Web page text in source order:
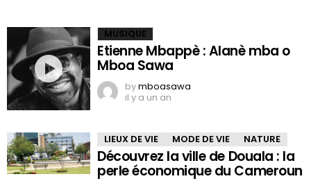
MUSIQUE
Etienne Mbappè : Alanè mba o
Mboa Sawa
bymboasawa
il y a un an
LIEUX DE VIE MODE DE VIE NATURE
Découvrez la ville de Douala : la
perle économique du Cameroun